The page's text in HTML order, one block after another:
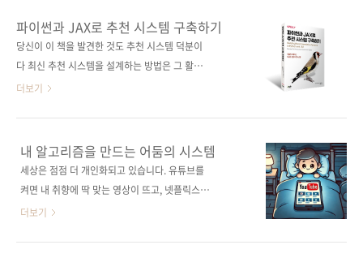
파이썬과 JAX로 추천 시스템 구축하기
당신이 이 책을 발견한 것도 추천 시스템 덕분이
다 최신 추천 시스템을 설계하는 방법은 그 활용
분야만큼이나 다양하다. 이 책은 실무자가 알아
까지 모두 활용할 수 있도록 구성됐다. 추천 시스
템을 설계하는 데 필요한 수학적 개념, 아이디어,
구현 방법을 체계적으로 알려주며, 파이썬, JAX,
제로 추천 시스템을 구축하는 직관적인 코드 예
제를 제공한다. 이 책을 통해 추상적인 추천 시스
더보기
내 알고리즘을 만드는 어둠의 시스템
세상은 점점 더 개인화되고 있습니다. 유튜브를
켜면 내 취향에 딱 맞는 영상이 뜨고, 넷플릭스는
내가 좋아할 만한 영화를 미리 알고 있죠. 심지어
더보기